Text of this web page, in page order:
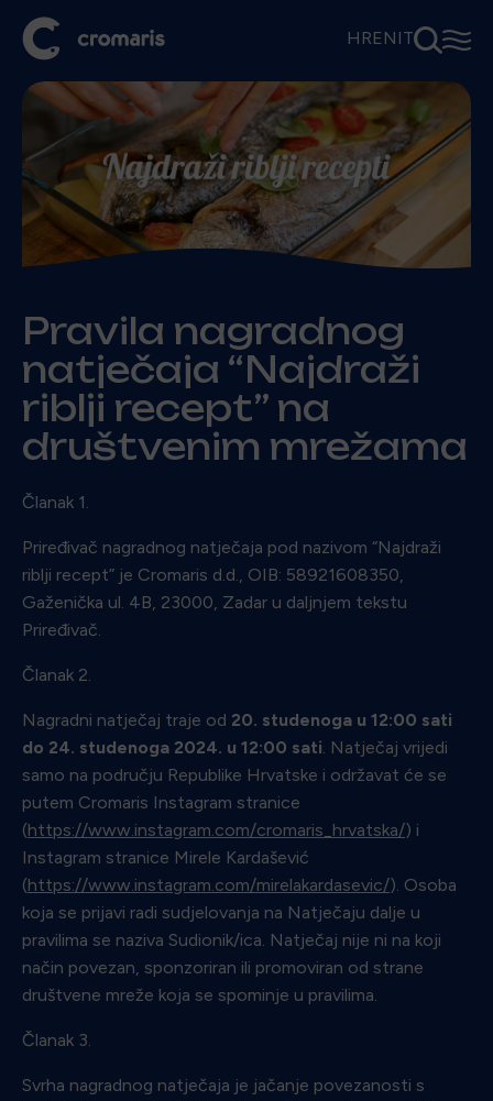
HREN IT⚲☰
Pravila nagradnog
natječaja “Najdraži
riblji recept” na
društvenim mrežama
Članak 1.
Priređivač nagradnog natječaja pod nazivom “Najdraži
riblji recept” je Cromaris d.d., OIB: 58921608350,
Gaženička ul. 4B, 23000, Zadar u daljnjem tekstu
Priređivač.
Članak 2.
Nagradni natječaj traje od 20. studenoga u 12:00 sati
do 24. studenoga 2024. u 12:00 sati. Natječaj vrijedi
samo na području Republike Hrvatske i održavat će se
putem Cromaris Instagram stranice
(https://www.instagram.com/cromaris_hrvatska/) i
Instagram stranice Mirele Kardašević
(https://www.instagram.com/mirelakardasevic/). Osoba
koja se prijavi radi sudjelovanja na Natječaju dalje u
pravilima se naziva Sudionik/ica. Natječaj nije ni na koji
način povezan, sponzoriran ili promoviran od strane
društvene mreže koja se spominje u pravilima.
Članak 3.
Svrha nagradnog natječaja je jačanje povezanosti s